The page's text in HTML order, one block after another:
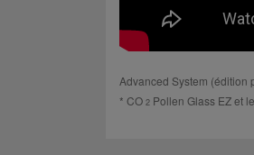
Advanced System (édition
* CO 2 Pollen Glass EZ et